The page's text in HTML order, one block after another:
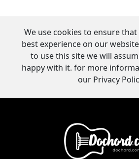
We use cookies to ensure
best experience on our
to use this site we will
happy with it. for more
our Privacy